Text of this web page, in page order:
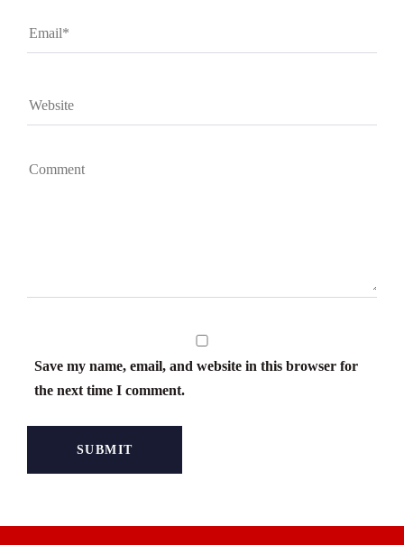
Save my name, email, and website in this browser for
the next time I comment.